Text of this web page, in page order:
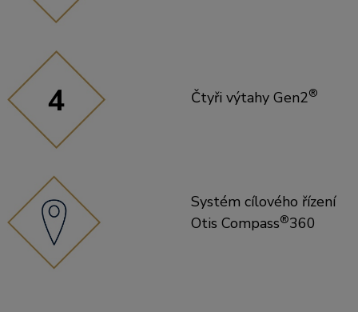
Čtyři výtahy Gen2®
Systém cílového řízení
Otis Compass®360